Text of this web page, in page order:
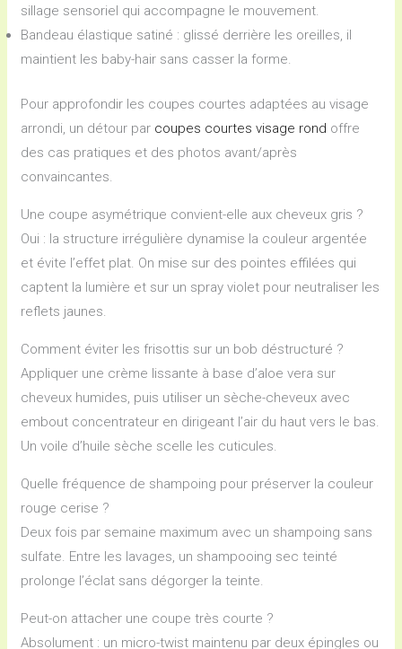
sillage sensoriel qui accompagne le mouvement.
Bandeau élastique satiné : glissé derrière les oreilles, il
maintient les baby-hair sans casser la forme.
Pour approfondir les coupes courtes adaptées au visage
arrondi, un détour par coupes courtes visage rond offre
des cas pratiques et des photos avant/après
convaincantes.
Une coupe asymétrique convient-elle aux cheveux gris ?
Oui : la structure irrégulière dynamise la couleur argentée
et évite l’effet plat. On mise sur des pointes effilées qui
captent la lumière et sur un spray violet pour neutraliser les
reflets jaunes.
Comment éviter les frisottis sur un bob déstructuré ?
Appliquer une crème lissante à base d’aloe vera sur
cheveux humides, puis utiliser un sèche-cheveux avec
embout concentrateur en dirigeant l’air du haut vers le bas.
Un voile d’huile sèche scelle les cuticules.
Quelle fréquence de shampoing pour préserver la couleur
rouge cerise ?
Deux fois par semaine maximum avec un shampoing sans
sulfate. Entre les lavages, un shampooing sec teinté
prolonge l’éclat sans dégorger la teinte.
Peut-on attacher une coupe très courte ?
Absolument : un micro-twist maintenu par deux épingles ou